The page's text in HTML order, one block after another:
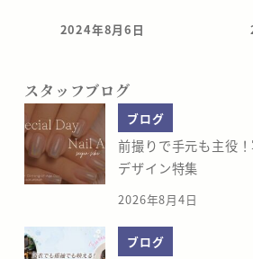
投稿日
2024年8月6日
スタッフブログ
ブログ
前撮りで手元も主役
デザイン特集
2026年8月4日
ブログ